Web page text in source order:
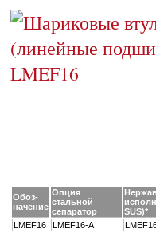
Обоз-
начение
Опция
стальной
сепаратор
SUS)*
LMEF16
LMEF16-A